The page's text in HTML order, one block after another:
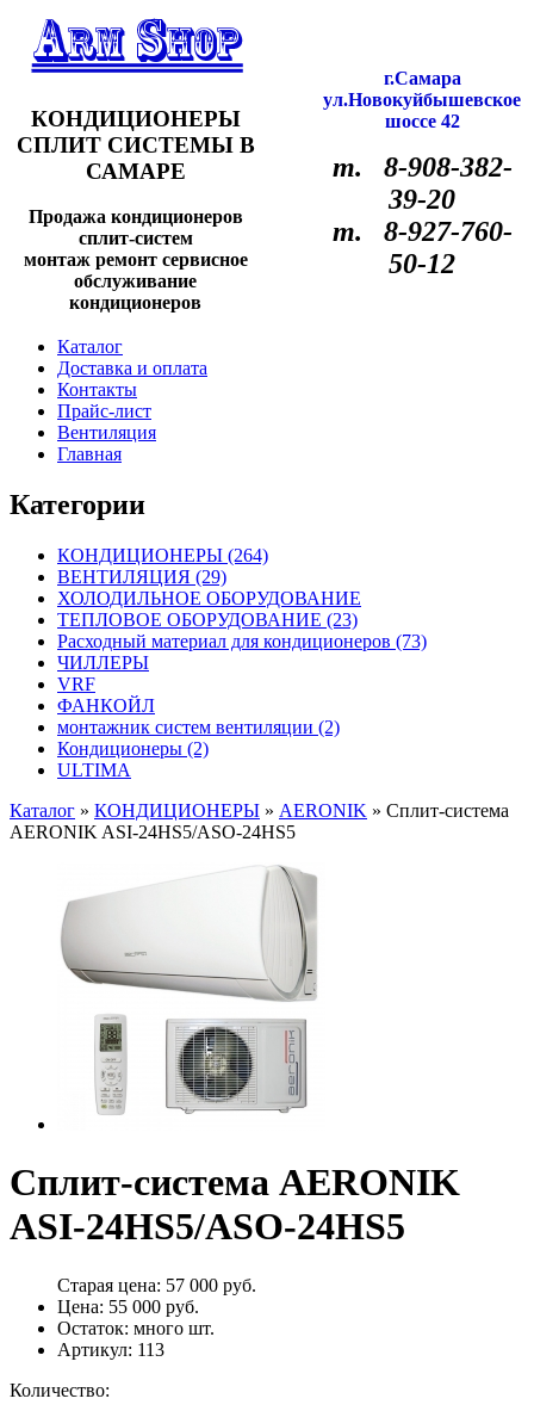
КОНДИЦИОНЕРЫ
СПЛИТ СИСТЕМЫ В
САМАРЕ
Продажа кондиционеров
сплит-систем
монтаж ремонт сервисное
обслуживание
кондиционеров
г.Самара
ул.Новокуйбышевское
шоссе 42
т. 8-908-382-
39-20
т. 8-927-760-
50-12
Каталог
Доставка и оплата
Контакты
Прайс-лист
Вентиляция
Главная
Категории
КОНДИЦИОНЕРЫ (264)
ВЕНТИЛЯЦИЯ (29)
ХОЛОДИЛЬНОЕ ОБОРУДОВАНИЕ
ТЕПЛОВОЕ ОБОРУДОВАНИЕ (23)
Расходный материал для кондиционеров (73)
ЧИЛЛЕРЫ
VRF
ФАНКОЙЛ
монтажник систем вентиляции (2)
Кондиционеры (2)
ULTIMA
Каталог » КОНДИЦИОНЕРЫ » AERONIK » Сплит-система
AERONIK ASI-24HS5/ASO-24HS5
Сплит-система AERONIK
ASI-24HS5/ASO-24HS5
Старая цена: 57 000 руб.
Цена: 55 000 руб.
Остаток: много шт.
Артикул: 113
Количество: